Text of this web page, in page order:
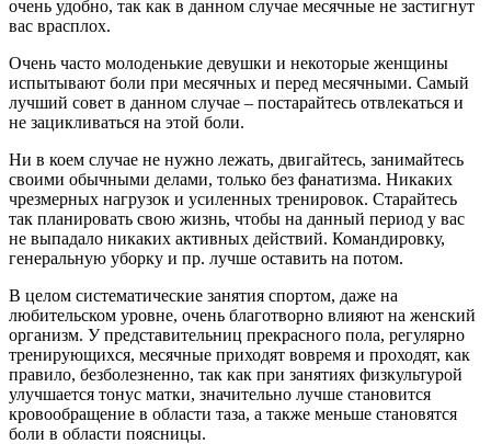
очень удобно, так как в данном случае месячные не застигнут
вас врасплох.
Очень часто молоденькие девушки и некоторые женщины
испытывают боли при месячных и перед месячными. Самый
лучший совет в данном случае – постарайтесь отвлекаться и
не зацикливаться на этой боли.
Ни в коем случае не нужно лежать, двигайтесь, занимайтесь
своими обычными делами, только без фанатизма. Никаких
чрезмерных нагрузок и усиленных тренировок. Старайтесь
так планировать свою жизнь, чтобы на данный период у вас
не выпадало никаких активных действий. Командировку,
генеральную уборку и пр. лучше оставить на потом.
В целом систематические занятия спортом, даже на
любительском уровне, очень благотворно влияют на женский
организм. У представительниц прекрасного пола, регулярно
тренирующихся, месячные приходят вовремя и проходят, как
правило, безболезненно, так как при занятиях физкультурой
улучшается тонус матки, значительно лучше становится
кровообращение в области таза, а также меньше становятся
боли в области поясницы.